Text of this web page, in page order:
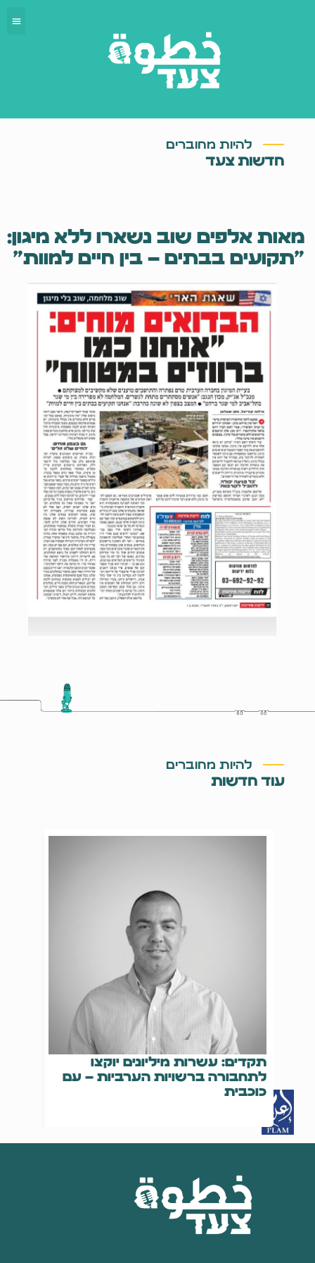
להיות מחוברים
חדשות צעד
מאות אלפים שוב נשארו ללא מיגון:
"תקועים בבתים – בין חיים למוות"
להיות מחוברים
עוד חדשות
תקדים: עשרות מיליונים יוקצו
לתחבורה ברשויות הערביות – עם
כוכבית